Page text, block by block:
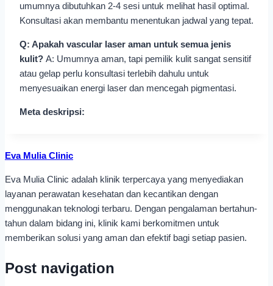
umumnya dibutuhkan 2-4 sesi untuk melihat hasil optimal.
Konsultasi akan membantu menentukan jadwal yang tepat.
Q: Apakah vascular laser aman untuk semua jenis
kulit? A: Umumnya aman, tapi pemilik kulit sangat sensitif
atau gelap perlu konsultasi terlebih dahulu untuk
menyesuaikan energi laser dan mencegah pigmentasi.
Meta deskripsi:
Eva Mulia Clinic
Eva Mulia Clinic adalah klinik terpercaya yang menyediakan
layanan perawatan kesehatan dan kecantikan dengan
menggunakan teknologi terbaru. Dengan pengalaman bertahun-
tahun dalam bidang ini, klinik kami berkomitmen untuk
memberikan solusi yang aman dan efektif bagi setiap pasien.
Post navigation